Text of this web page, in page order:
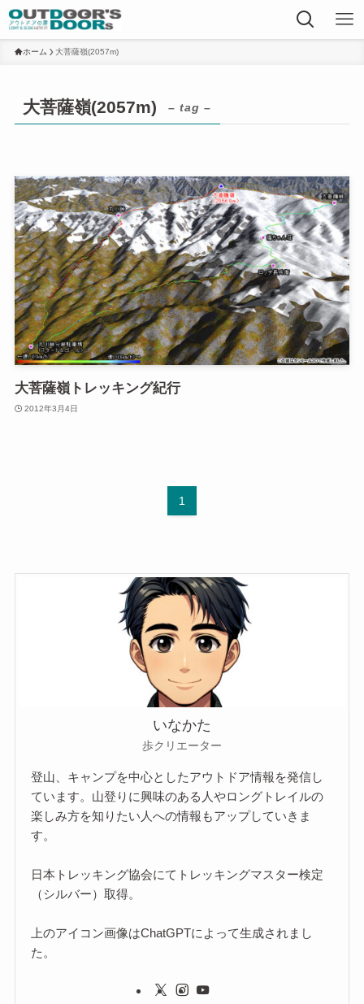
ホーム 大菩薩嶺(2057m)
大菩薩嶺(2057m) – tag –
大菩薩嶺トレッキング紀行
2012年3月4日
1
いなかた
歩クリエーター
登山、キャンプを中心としたアウトドア情報を発信し
ています。山登りに興味のある人やロングトレイルの
楽しみ方を知りたい人への情報もアップしていきま
す。
日本トレッキング協会にてトレッキングマスター検定
（シルバー）取得。
上のアイコン画像はChatGPTによって生成されまし
た。